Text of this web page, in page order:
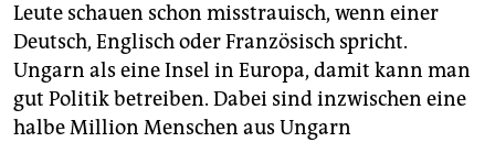
Leute schauen schon misstrauisch, wenn einer
Deutsch, Englisch oder Französisch spricht.
Ungarn als eine Insel in Europa, damit kann man
gut Politik betreiben. Dabei sind inzwischen eine
halbe Million Menschen aus Ungarn